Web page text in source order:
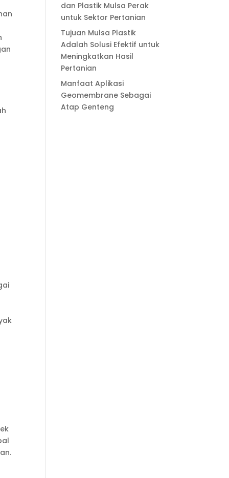
dan Plastik Mulsa Perak
untuk Sektor Pertanian
Tujuan Mulsa Plastik
Adalah Solusi Efektif untuk
Meningkatkan Hasil
Pertanian
Manfaat Aplikasi
Geomembrane Sebagai
Atap Genteng